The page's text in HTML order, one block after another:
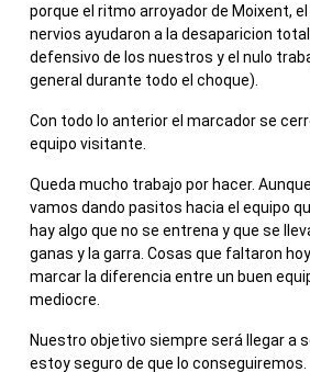
porque el ritmo arroyador de Moixent,
nervios ayudaron a la desaparicion
defensivo de los nuestros y el nulo
general durante todo el choque).
Con todo lo anterior el marcador se
equipo visitante.
Queda mucho trabajo por hacer.
vamos dando pasitos hacia el equipo
hay algo que no se entrena y que se
ganas y la garra. Cosas que faltaron
marcar la diferencia entre un buen
mediocre.
Nuestro objetivo siempre será llegar a
estoy seguro de que lo conseguiremos.